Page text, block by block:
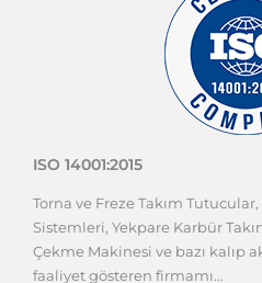
ISO 14001:2015
Torna ve Freze Takım